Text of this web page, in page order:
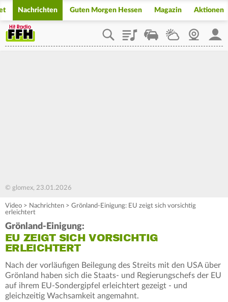
Nachrichten Guten Morgen Hessen Magazin Aktionen
PlaylistStaupilotWetterWebcam
© glomex, 23.01.2026
Video > Nachrichten > Grönland-Einigung: EU zeigt sich vorsichtig
erleichtert
Grönland-Einigung:
EU ZEIGT SICH VORSICHTIG
ERLEICHTERT
Nach der vorläufigen Beilegung des Streits mit den USA über
Grönland haben sich die Staats- und Regierungschefs der EU
auf ihrem EU-Sondergipfel erleichtert gezeigt - und
gleichzeitig Wachsamkeit angemahnt.